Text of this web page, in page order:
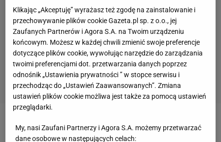
Zobacz wideoLegia poznała rywala w pucharach.
"Przez wojnę obawiałbym się dotarcia na miejsce"
Klikając „Akceptuję” wyrażasz też zgodę na zainstalowanie i
przechowywanie plików cookie Gazeta.pl sp. z o.o., jej
Zaufanych Partnerów i Agora S.A. na Twoim urządzeniu
końcowym. Możesz w każdej chwili zmienić swoje preferencje
dotyczące plików cookie, wywołując narzędzie do zarządzania
twoimi preferencjami dot. przetwarzania danych poprzez
odnośnik „Ustawienia prywatności ” w stopce serwisu i
przechodząc do „Ustawień Zaawansowanych”. Zmiana
ustawień plików cookie możliwa jest także za pomocą ustawień
przeglądarki.
My, nasi Zaufani Partnerzy i Agora S.A. możemy przetwarzać
dane osobowe w następujących celach: